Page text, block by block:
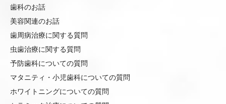
歯科のお話
美容関連のお話
歯周病治療に関する質問
虫歯治療に関する質問
予防歯科についての質問
マタニティ・小児歯科についての質問
ホワイトニングについての質問